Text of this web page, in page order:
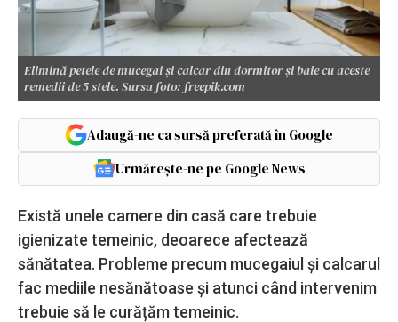
Elimină petele de mucegai și calcar din dormitor și baie cu aceste
remedii de 5 stele. Sursa foto: freepik.com
Adaugă-ne ca sursă preferată în Google
Urmărește-ne pe Google News
Există unele camere din casă care trebuie
igienizate temeinic, deoarece afectează
sănătatea. Probleme precum mucegaiul și calcarul
fac mediile nesănătoase și atunci când intervenim
trebuie să le curățăm temeinic.